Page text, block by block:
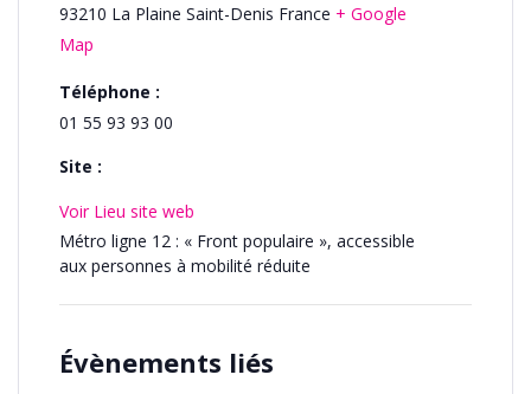
93210 La Plaine Saint-Denis France + Google
Map
Téléphone :
01 55 93 93 00
Site :
Voir Lieu site web
Métro ligne 12 : « Front populaire », accessible
aux personnes à mobilité réduite
Évènements liés